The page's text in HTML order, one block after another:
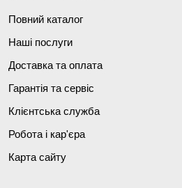
Повний каталог
Наші послуги
Доставка та оплата
Гарантія та сервіс
Клієнтська служба
Робота і кар'єра
Карта сайту